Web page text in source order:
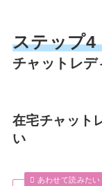
ステップ4
チャットレデ
在宅チャット
い
あわせて読みたい